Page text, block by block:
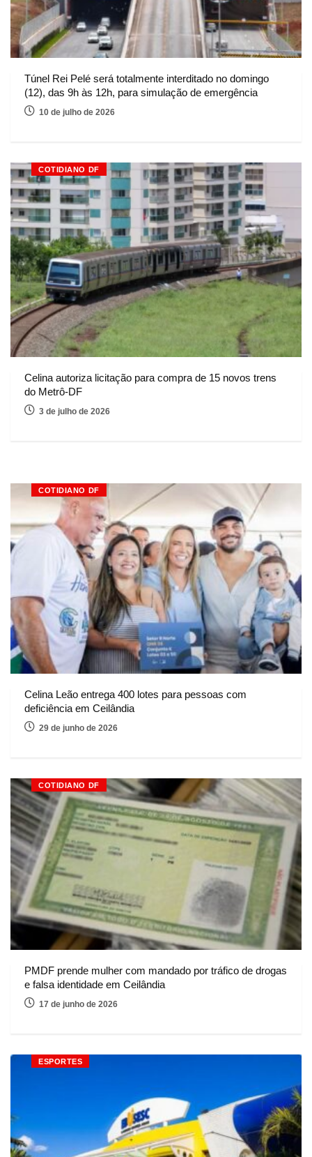
Túnel Rei Pelé será totalmente interditado no domingo
(12), das 9h às 12h, para simulação de emergência
10 de julho de 2026
COTIDIANO DF
Celina autoriza licitação para compra de 15 novos trens
do Metrô-DF
3 de julho de 2026
COTIDIANO DF
Celina Leão entrega 400 lotes para pessoas com
deficiência em Ceilândia
29 de junho de 2026
COTIDIANO DF
PMDF prende mulher com mandado por tráfico de drogas
e falsa identidade em Ceilândia
17 de junho de 2026
ESPORTES